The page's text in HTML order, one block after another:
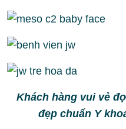
Khách hàng vui vẻ
đẹp chuẩn Y